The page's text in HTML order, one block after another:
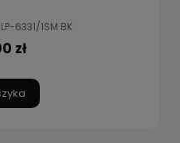
6331/1SM BK
zł